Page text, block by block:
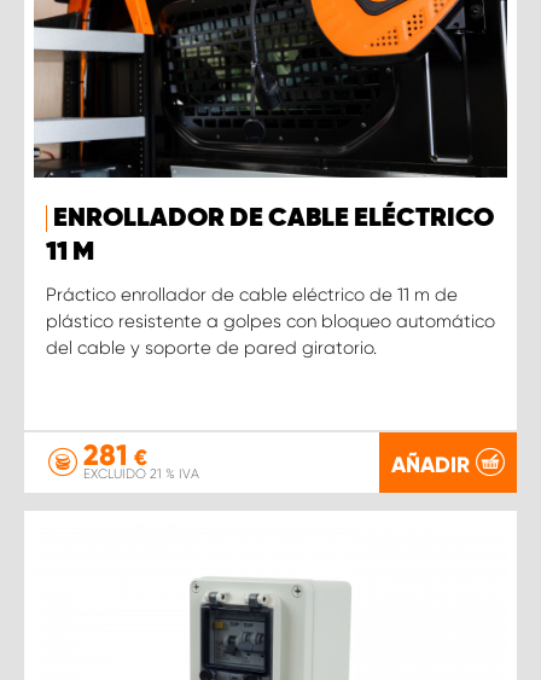
ENROLLADOR DE CABLE ELÉCTRICO
11 M
Práctico enrollador de cable eléctrico de 11 m de
plástico resistente a golpes con bloqueo automático
del cable y soporte de pared giratorio.
281 €
EXCLUIDO 21 % IVA AÑADIR